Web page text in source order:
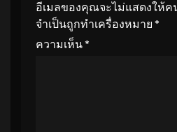
อีเมลของคุณจะไม่แสดงให้ค
จำเป็นถูกทำเครื่องหมาย *
ความเห็น*